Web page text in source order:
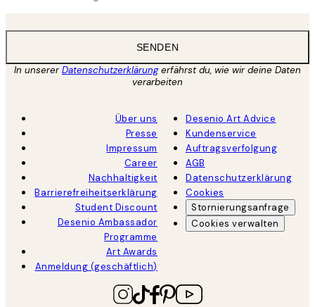
SENDEN
In unsererDatenschutzerklärungerfährst du, wie wir deine Daten
verarbeiten
Über uns
Presse
Impressum
Career
Nachhaltigkeit
Barrierefreiheitserklärung
Student Discount
Desenio Ambassador
Programme
Art Awards
Anmeldung (geschäftlich)
Desenio Art Advice
Kundenservice
Auftragsverfolgung
AGB
Datenschutzerklärung
Cookies
Stornierungsanfrage
Cookies verwalten